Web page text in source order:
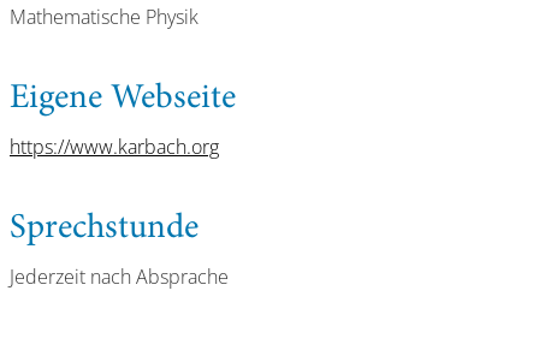
Mathematische Physik
Eigene Webseite
https://www.karbach.org
Sprechstunde
Jederzeit nach Absprache